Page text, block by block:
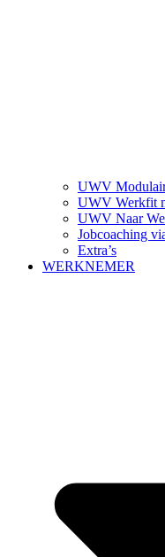
UWV
UWV Werkfit
UWV Naar
Jobcoaching
Extra’s
WERKNEMER